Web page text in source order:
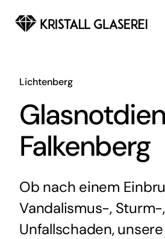
Inhalt
Services
Über uns
Lichtenberg
Falkenberg
Ob nach einem
Vandalismus-, Sturm-
Unfallschaden, unsere